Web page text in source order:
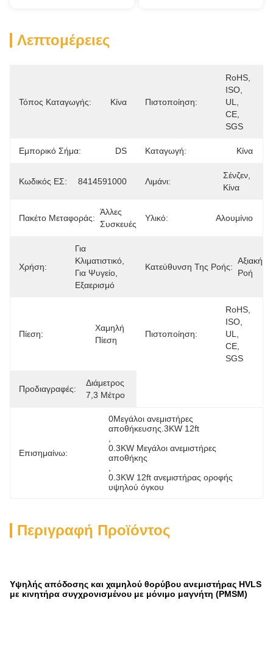
Λεπτομέρειες
Τόπος Καταγωγής: Κίνα Πιστοποίηση:
RoHS,
ISO,
UL,
CE,
SGS
Εμπορικό Σήμα: DS Καταγωγή: Κίνα
Κωδικός ΕΣ: 8414591000 Λιμάνι:
Σένζεν,
Κίνα
Πακέτο Μεταφοράς:
Άλλες
Συσκευές
Υλικό: Αλουμίνιο
Χρήση:
Για
Κλιματιστικό,
Για Ψυγείο,
Εξαερισμό
Κατεύθυνση Της Ροής:
Αξιακή
Ροή
Πίεση:
Χαμηλή
Πίεση
Πιστοποίηση:
RoHS,
ISO,
UL,
CE,
SGS
Προδιαγραφές:
Διάμετρος
7,3 Μέτρο
Επισημαίνω:
0Μεγάλοι ανεμιστήρες
αποθήκευσης.3KW 12ft
0.3KW Μεγάλοι ανεμιστήρες
αποθήκης
0.3KW 12ft ανεμιστήρας οροφής
υψηλού όγκου
Περιγραφή Προϊόντος
Υψηλής απόδοσης και χαμηλού θορύβου ανεμιστήρας HVLS
με κινητήρα συγχρονισμένου με μόνιμο μαγνήτη (PMSM)